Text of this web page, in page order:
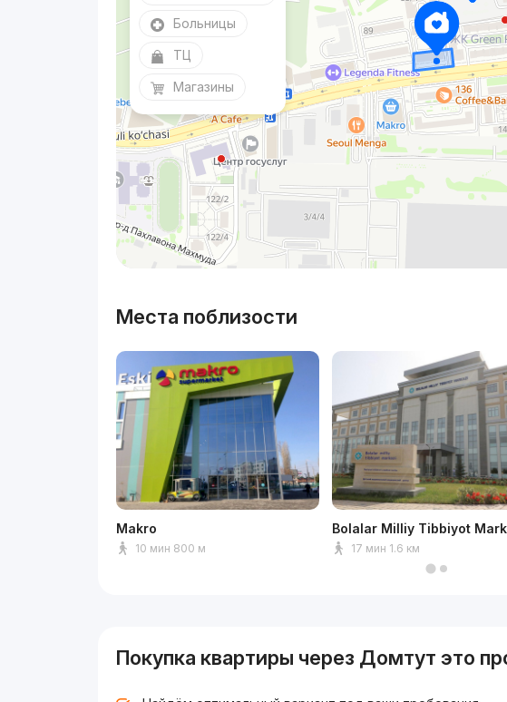
Больницы
ТЦ
Магазины
Места поблизости
Makro
10 мин 800 м
Bolalar Milliy Tibbiyot
17 мин 1.6 км
Покупка квартиры через Домтут это